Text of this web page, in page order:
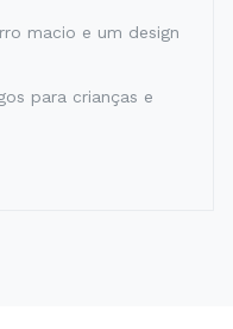
macio e um design
para crianças e